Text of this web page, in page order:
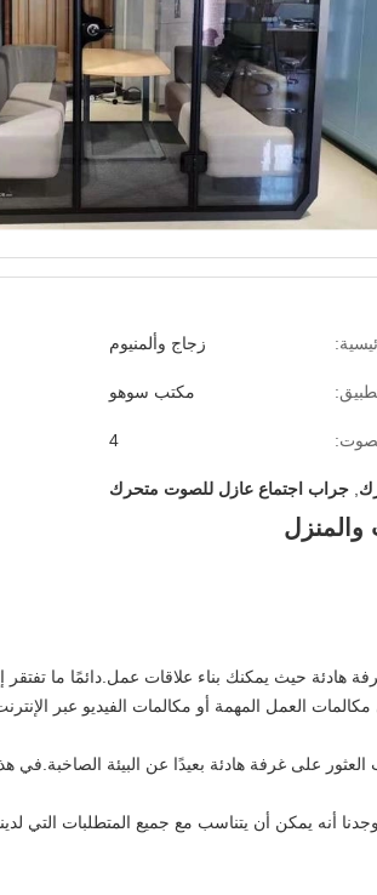
زجاج وألمنيوم
مكتب سوهو
4
جراب اجتماع عازل للصوت متحرك
هادئة حيث يمكنك بناء علاقات عمل.دائمًا ما تفتقر
العمل المهمة أو مكالمات الفيديو عبر
على غرفة هادئة بعيدًا عن البيئة الصاخبة.في
أنه يمكن أن يتناسب مع جميع المتطلبات التي